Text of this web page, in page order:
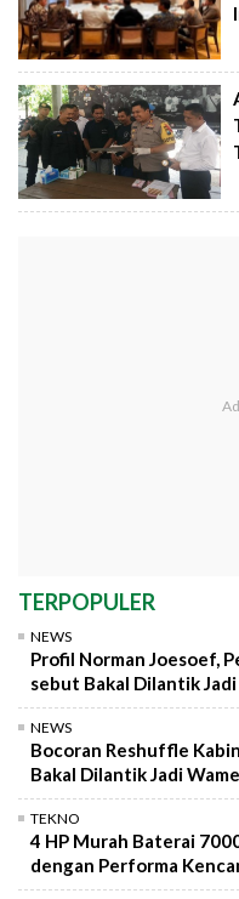
TERPOPULER
NEWS
Profil Norman Joesoef,
sebut Bakal Dilantik Jadi
NEWS
Bocoran Reshuffle
Bakal Dilantik Jadi
TEKNO
4 HP Murah Baterai
dengan Performa